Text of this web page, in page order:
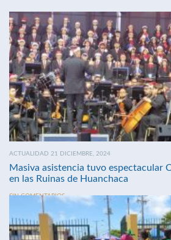
ACTUALIDAD 21 DICIEMBRE, 2024
Masiva asistencia tuvo espectacular
en las Ruinas de Huanchaca
SIN COMENTARIOS